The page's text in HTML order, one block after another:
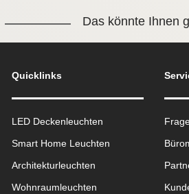
Das könnte Ihnen
Quicklinks
LED Deckenleuchten
Smart Home Leuchten
Architekturleuchten
Wohnraum­leuchten